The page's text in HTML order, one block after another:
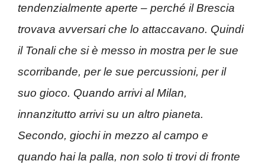
tendenzialmente aperte – perché il Brescia
trovava avversari che lo attaccavano. Quindi
il Tonali che si è messo in mostra per le sue
scorribande, per le sue percussioni, per il
suo gioco. Quando arrivi al Milan,
innanzitutto arrivi su un altro pianeta.
Secondo, giochi in mezzo al campo e
quando hai la palla, non solo ti trovi di fronte